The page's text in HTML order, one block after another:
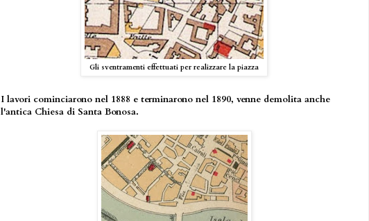
Gli sventramenti effettuati per realizzare la piazza
I lavori cominciarono nel 1888 e terminarono nel 1890, venne demolita anche
l'antica Chiesa di Santa Bonosa.